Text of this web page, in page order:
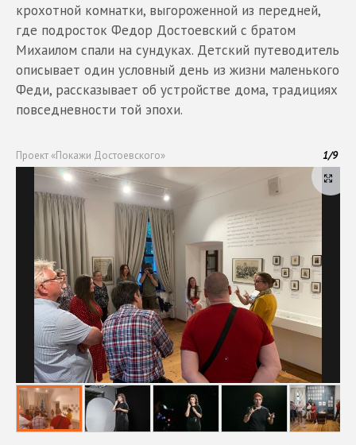
крохотной комнатки, выгороженной из передней,
где подросток Федор Достоевский с братом
Михаилом спали на сундуках. Детский путеводитель
описывает один условный день из жизни маленького
Феди, рассказывает об устройстве дома, традициях
повседневности той эпохи.
Проект «Покажи Достоевского» 1/9